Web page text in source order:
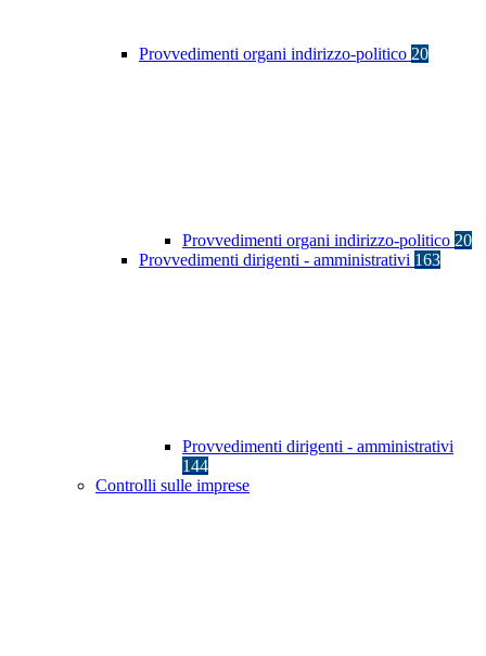
Provvedimenti organi indirizzo-politico 20
Provvedimenti organi indirizzo-politico 20
Provvedimenti dirigenti - amministrativi 163
Provvedimenti dirigenti - amministrativi
144
Controlli sulle imprese